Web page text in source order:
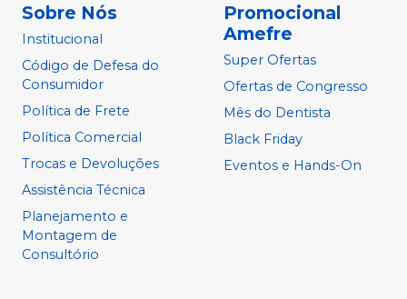
Sobre Nós
Institucional
Código de Defesa do
Consumidor
Política de Frete
Política Comercial
Trocas e Devoluções
Assistência Técnica
Planejamento e
Montagem de
Consultório
Promocional
Amefre
Super Ofertas
Ofertas de Congresso
Mês do Dentista
Black Friday
Eventos e Hands-On